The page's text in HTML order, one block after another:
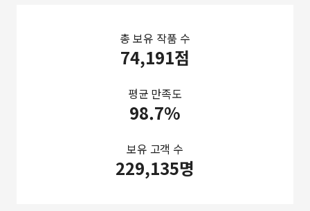
총 보유 작품 수
74,191점
평균 만족도
98.7%
보유 고객 수
229,135명